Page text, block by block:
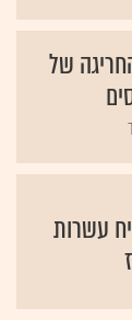
של
16 ומרוויח עשרות